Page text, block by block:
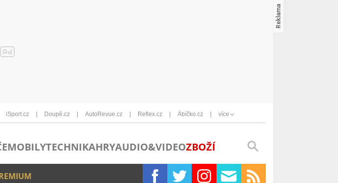
iSport.cz Doupě.cz AutoRevue.cz Reflex.cz Ábíčko.cz více
MOBILYTECHNIKAHRYAUDIO&VIDEOZBOŽÍ